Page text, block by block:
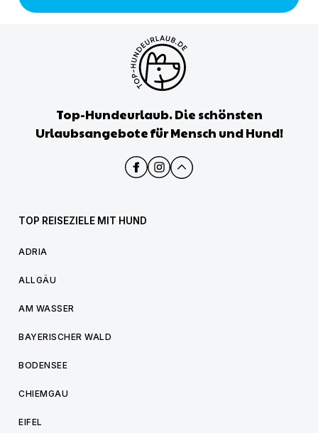
Top-Hundeurlaub. Die schönsten
Urlaubsangebote für Mensch und Hund!
TOP REISEZIELE MIT HUND
ADRIA
ALLGÄU
AM WASSER
BAYERISCHER WALD
BODENSEE
CHIEMGAU
EIFEL